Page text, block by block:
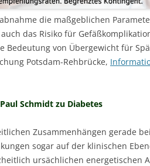
die maßgeblichen
das Risiko für
Bedeutung von Übergewicht für
Potsdam-Rehbrücke,
Schmidt zu Diabetes
Zusammenhängen gerade bei
sogar auf der klinischen
ursächlichen energetischen